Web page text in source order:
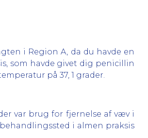
i Region A, da du havde en
som havde givet dig penicillin
på 37, 1 grader.
var brug for fjernelse af væv i
i almen praksis